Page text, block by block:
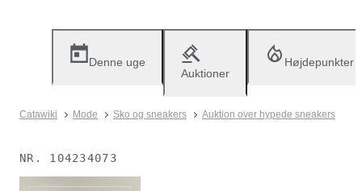
Denne uge
Auktioner
Højdepunkter
Catawiki Mode Sko og sneakers Auktion over hypede sneakers
NR. 104234073